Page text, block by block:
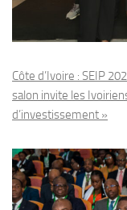
Côte d’Ivoire : SEIP
salon invite les
d’investissement »